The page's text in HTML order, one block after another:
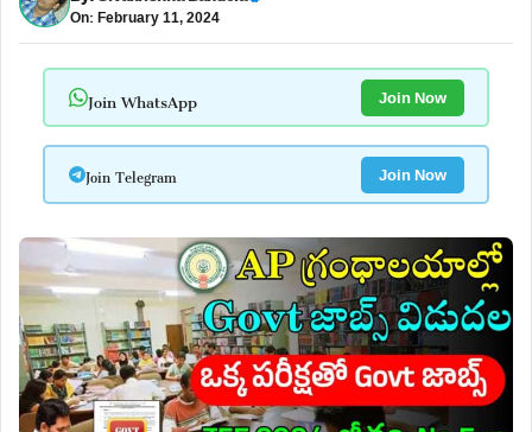
On: February 11, 2024
Join WhatsApp Join Now
Join Telegram Join Now